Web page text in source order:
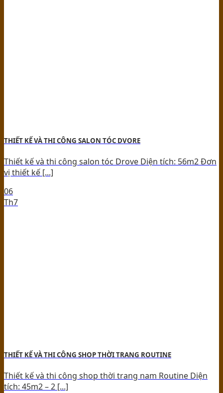
THIẾT KẾ VÀ THI CÔNG SALON TÓC DVORE
Thiết kế và thi công salon tóc Drove Diện tích: 56m2 Đơn
vị thiết kế [...]
06
Th7
THIẾT KẾ VÀ THI CÔNG SHOP THỜI TRANG ROUTINE
Thiết kế và thi công shop thời trang nam Routine Diện
tích: 45m2 – 2 [...]